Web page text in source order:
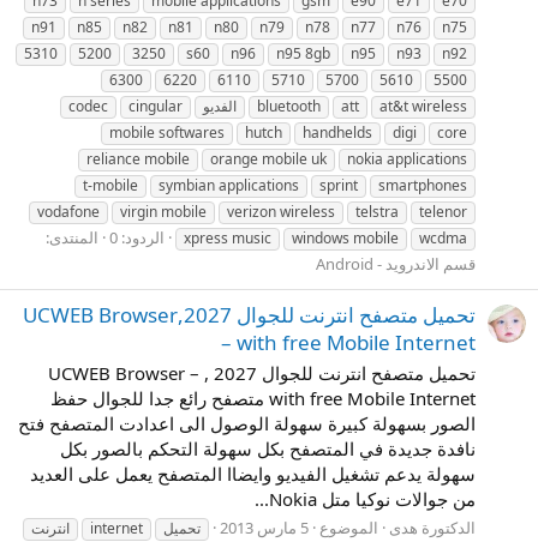
n75
n76
n77
n78
n79
n80
n81
n82
n85
n91
n92
n93
n95
n95 8gb
n96
s60
3250
5200
5310
5500
5610
5700
5710
6110
6220
6300
at&t wireless
att
bluetooth الفديو cingular
codec
core
digi
handhelds
hutch
mobile softwares
nokia applications
orange mobile uk
reliance mobile
smartphones
sprint
symbian applications
t-mobile
telenor
telstra
verizon wireless
virgin mobile
vodafone
wcdma
windows mobile
xpress music الردود: 0
المنتدى:
قسم الاندرويد - Android
تحميل متصفح انترنت للجوال 2027,UCWEB Browser
– with free Mobile Internet
تحميل متصفح انترنت للجوال 2027 , UCWEB Browser –
with free Mobile Internet متصفح رائع جدا للجوال حفظ
الصور بسهولة كبيرة سهولة الوصول الى اعدادت المتصفح فتح
نافدة جديدة في المتصفح بكل سهولة التحكم بالصور بكل
سهولة يدعم تشغيل الفيديو وايضاا المتصفح يعمل على العديد
من جوالات نوكيا متل Nokia...
الدكتورة هدى الموضوع 5 مارس 2013 تحميل internet
انترنت